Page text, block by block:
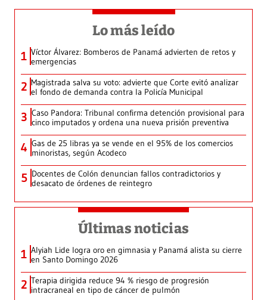
Lo más leído
1 Víctor Álvarez: Bomberos de Panamá advierten de retos y
emergencias
2 Magistrada salva su voto: advierte que Corte evitó analizar
el fondo de demanda contra la Policía Municipal
3 Caso Pandora: Tribunal confirma detención provisional para
cinco imputados y ordena una nueva prisión preventiva
4 Gas de 25 libras ya se vende en el 95% de los comercios
minoristas, según Acodeco
5 Docentes de Colón denuncian fallos contradictorios y
desacato de órdenes de reintegro
Últimas noticias
1 Alyiah Lide logra oro en gimnasia y Panamá alista su cierre
en Santo Domingo 2026
2 Terapia dirigida reduce 94 % riesgo de progresión
intracraneal en tipo de cáncer de pulmón